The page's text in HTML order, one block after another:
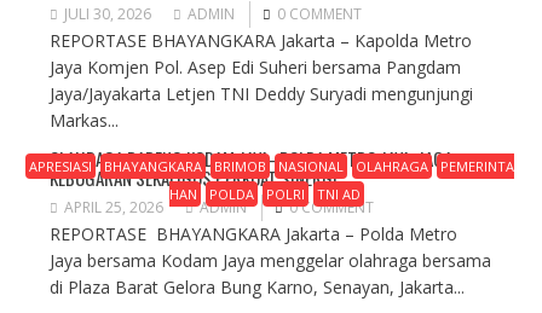
JULI 30, 2026 ADMIN 0 COMMENT
REPORTASE BHAYANGKARA Jakarta – Kapolda Metro
Jaya Komjen Pol. Asep Edi Suheri bersama Pangdam
Jaya/Jayakarta Letjen TNI Deddy Suryadi mengunjungi
Markas...
APRESIASI BHAYANGKARA BRIMOB NASIONAL OLAHRAGA
PEMERINTA
HAN
POLDA POLRI TNI AD
OLAHRAGA BARENG KODAM JAYA–POLDA METRO JAYA, JAGA
KEBUGARAN SEKALIGUS PERKUAT SINERGI
APRIL 25, 2026 ADMIN 0 COMMENT
REPORTASE BHAYANGKARA Jakarta – Polda Metro
Jaya bersama Kodam Jaya menggelar olahraga bersama
di Plaza Barat Gelora Bung Karno, Senayan, Jakarta...